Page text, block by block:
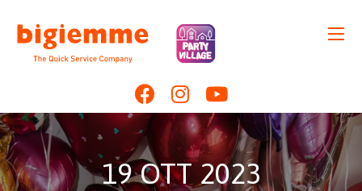
19 OTT 2023